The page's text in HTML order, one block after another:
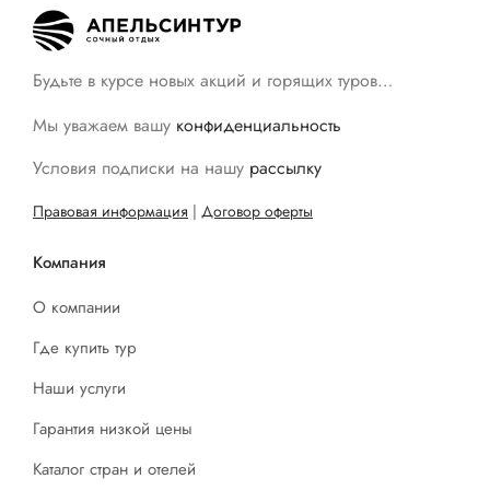
Будьте в курсе новых акций и горящих туров…
Мы уважаем вашу конфиденциальность
Условия подписки на нашу рассылку
Правовая информация | Договор оферты
Компания
О компании
Где купить тур
Наши услуги
Гарантия низкой цены
Каталог стран и отелей